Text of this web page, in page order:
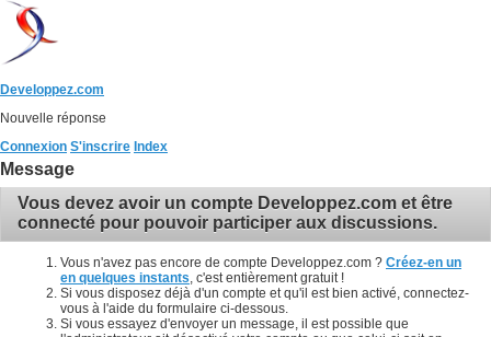
Developpez.com
Nouvelle réponse
Connexion S'inscrire Index
Message
Vous devez avoir un compte Developpez.com et être
connecté pour pouvoir participer aux discussions.
Vous n'avez pas encore de compte Developpez.com ? Créez-en un
en quelques instants , c'est entièrement gratuit !
Si vous disposez déjà d'un compte et qu'il est bien activé, connectez-
vous à l'aide du formulaire ci-dessous.
Si vous essayez d'envoyer un message, il est possible que